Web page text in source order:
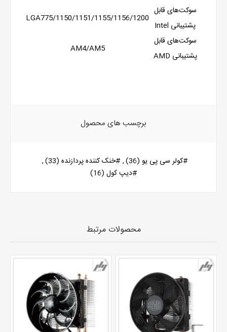
سوکت‌های قابل
پشتیبانی Intel
LGA775/1150/1151/1155/1156/1200
سوکت‌های قابل
پشتیبانی AMD
AM4/AM5
برچسب های محصول
#کولر سی پی یو (36)
, #خنک کننده پردازنده (33)
,
#دیپ کول (16)
محصولات مرتبط